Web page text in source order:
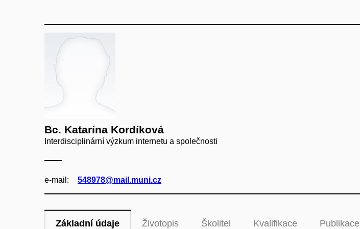
Bc. Katarína Kordíková
Interdisciplinární výzkum internetu a společnosti
e‑mail: 548978@mail.muni.cz
Základní údaje Životopis Školitel Kvalifikace Publikace